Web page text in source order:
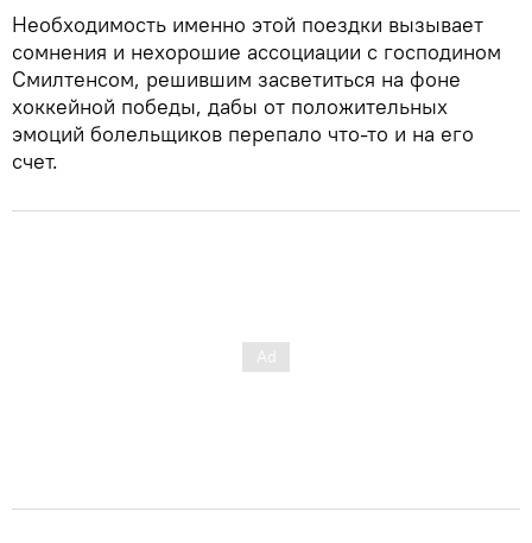
Необходимость именно этой поездки вызывает
сомнения и нехорошие ассоциации с господином
Смилтенсом, решившим засветиться на фоне
хоккейной победы, дабы от положительных
эмоций болельщиков перепало что-то и на его
счет.